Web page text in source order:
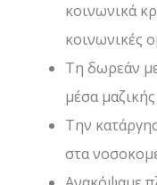
κοινωνικά
κοινωνικές
Τη δωρεάν
μέσα
Την
στα